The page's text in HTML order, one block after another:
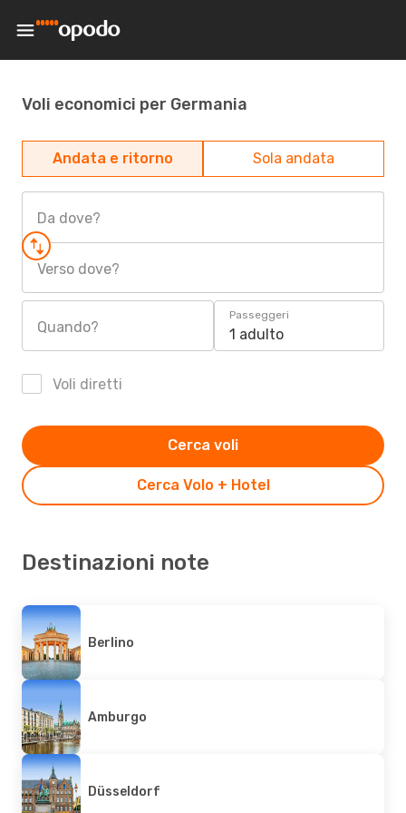
Voli economici per Germania
Andata e ritorno Sola andata
Da dove?
Verso dove?
Quando?
Passeggeri
1 adulto
Voli diretti
Cerca Volo + Hotel
Cerca voli
Destinazioni note
Berlino
Amburgo
Düsseldorf